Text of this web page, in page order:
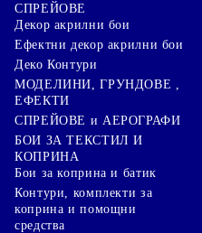
СПРЕЙОВЕ
Декор акрилни бои
Ефектни декор акрилни бои
Деко Контури
МОДЕЛИНИ, ГРУНДОВЕ ,
ЕФЕКТИ
СПРЕЙОВЕ и АЕРОГРАФИ
БОИ ЗА ТЕКСТИЛ И
КОПРИНА
Бои за коприна и батик
Контури, комплекти за
коприна и помощни
средства